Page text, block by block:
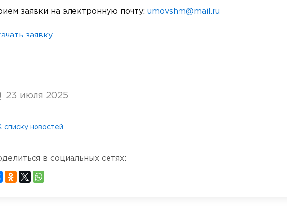
заявки на электронную почту: umovshm@mail.ru
заявку
23 июля 2025
списку новостей
в социальных сетях: